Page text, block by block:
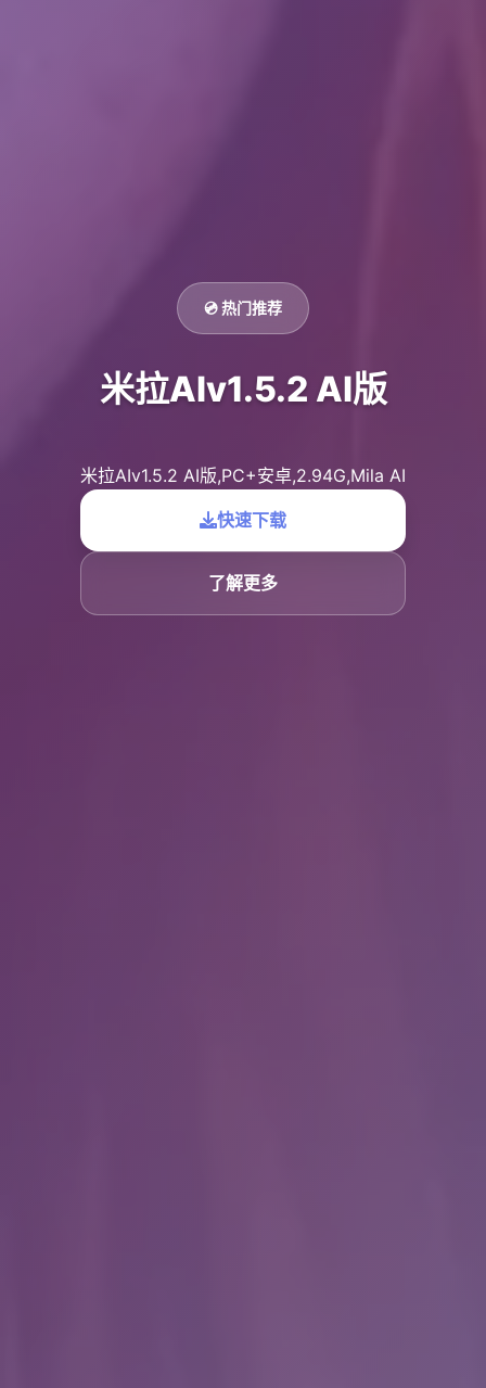
💿 热门推荐
米拉AIv1.5.2 AI版
米拉AIv1.5.2 AI版,PC+安卓,2.94G,Mila AI
快速下载
了解更多